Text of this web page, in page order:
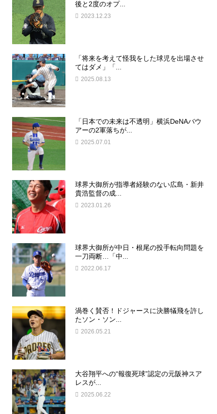
後と2度のオプ...
2023.12.23
「将来を考えて怪我をした球児を出場させ
てはダメ」「...
2025.08.13
「日本での未来は不透明」横浜DeNAバウ
アーの2軍落ちが...
2025.07.01
球界大御所が指導者経験のない広島・新井
貴浩監督の成...
2023.01.26
球界大御所が中日・根尾の投手転向問題を
一刀両断…「中...
2022.06.17
渦巻く賛否！ドジャースに決勝犠飛を許し
たソン・ソン...
2026.05.21
大谷翔平への“報復死球”認定の元阪神スア
レスが...
2025.06.22